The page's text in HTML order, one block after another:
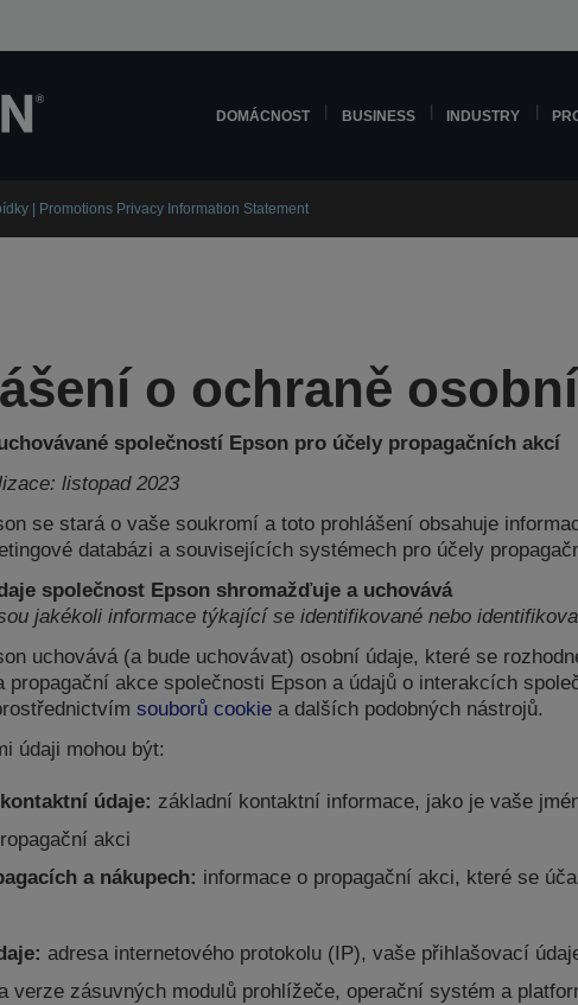
DOMÁCNOST BUSINESS INDUSTRY
| Promotions Privacy Information Statement
o ochraně
společností Epson pro účely propagačních akcí
listopad 2023
se stará o vaše soukromí a toto prohlášení obsahuje
databázi a souvisejících systémech pro účely
společnost Epson shromažďuje a uchovává
jakékoli informace týkající se identifikované nebo
uchovává (a bude uchovávat) osobní údaje, které se
propagační akce společnosti Epson a údajů o interakcích
souborů cookiea dalších podobných nástrojů.
údaji mohou být:
údaje: základní kontaktní informace, jako je vaše
akci
a nákupech: informace o propagační akci, které se
adresa internetového protokolu (IP), vaše přihlašovací
verze zásuvných modulů prohlížeče, operační systém a